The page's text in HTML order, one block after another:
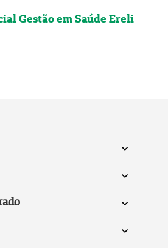
Gestão em Saúde Ereli